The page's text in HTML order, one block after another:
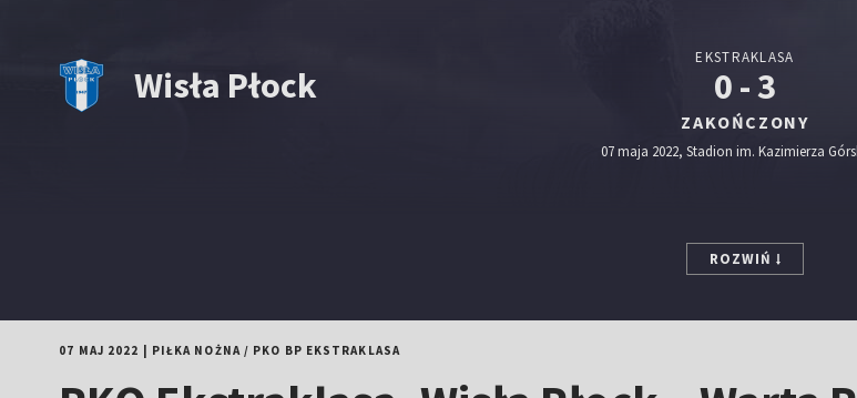
Wisła Płock
EKSTRAKLASA
0 - 3
ZAKOŃCZONY
07 maja 2022, Stadion im. Kazimierza
ROZWIŃ
07 MAJ 2022 PIŁKA NOŻNA/ PKO BP EKSTRAKLASA